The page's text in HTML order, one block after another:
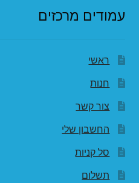
עמודים מרכזים
ראשי
חנות
צור קשר
החשבון שלי
סל קניות
תשלום